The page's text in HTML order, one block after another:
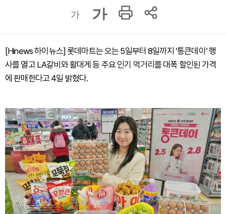
가 가
[Hinews 하이뉴스] 롯데마트는 오는 5일부터 8일까지 ‘통큰데이’ 행
사를 열고 LA갈비와 활대게 등 주요 인기 먹거리를 대폭 할인된 가격
에 판매한다고 4일 밝혔다.